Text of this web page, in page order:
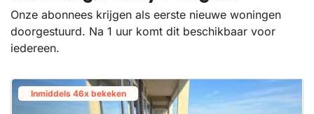
Onze abonnees krijgen als eerste nieuwe woningen
doorgestuurd. Na 1 uur komt dit beschikbaar voor
iedereen.
Inmiddels 46x bekeken